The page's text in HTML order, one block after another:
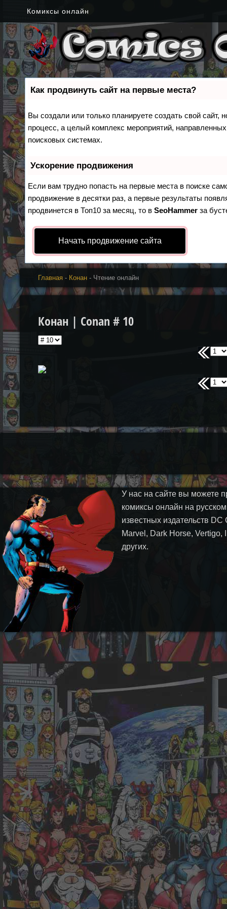
Комиксы онлайн
Как продвинуть сайт на первые места?
Вы создали или только планируете создать свой сайт,
процесс, а целый комплекс мероприятий,
поисковых системах.
Ускорение продвижения
Если вам трудно попасть на первые места в поиске
продвижение в десятки раз, а первые результаты
продвинется в Топ10 за месяц, то вSeoHammer за
Начать продвижение сайта
Главная - Конан - Чтение онлайн
Конан | Conan # 10
У нас на сайте вы можете
комиксы онлайн на
известных издательств DC
Marvel, Dark Horse, Vertigo,
других.